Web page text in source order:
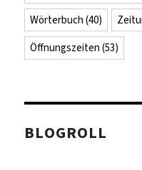
Wörterbuch (40)
Öffnungszeiten (53)
BLOGROLL